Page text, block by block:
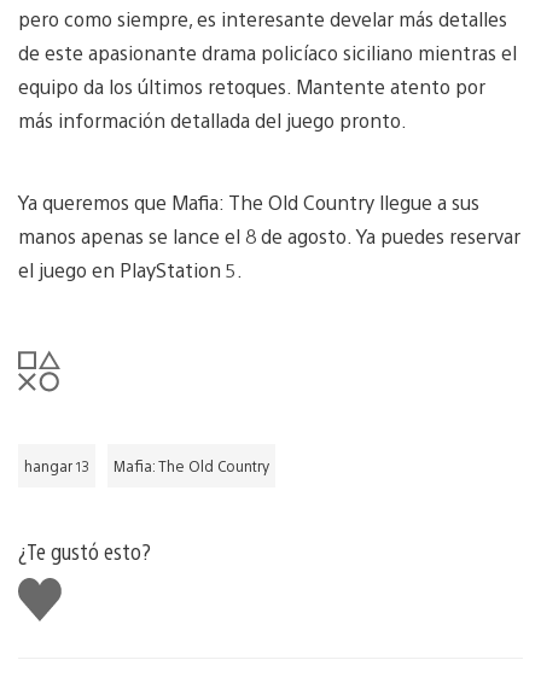
pero como siempre, es interesante develar más detalles
de este apasionante drama policíaco siciliano mientras el
equipo da los últimos retoques. Mantente atento por
más información detallada del juego pronto.
Ya queremos que Mafia: The Old Country llegue a sus
manos apenas se lance el 8 de agosto. Ya puedes reservar
el juego en PlayStation 5.
hangar 13 Mafia: The Old Country
¿Te gustó esto?
Me
gusta